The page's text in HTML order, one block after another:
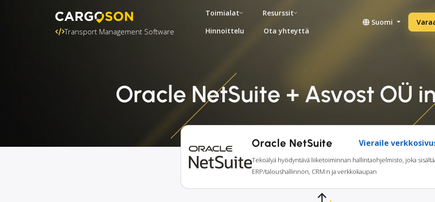
Transport Management Software
Toimialat
Resurssit
Hinnoittelu
Ota yhteyttä
Suomi
Oracle NetSuite + Asvost OÜ
Oracle NetSuite Vieraile
Tekoälyä hyödyntävä liiketoiminnan hallintaohjelmisto, joka
ERP/taloushallinnon, CRM:n ja verkkokaupan